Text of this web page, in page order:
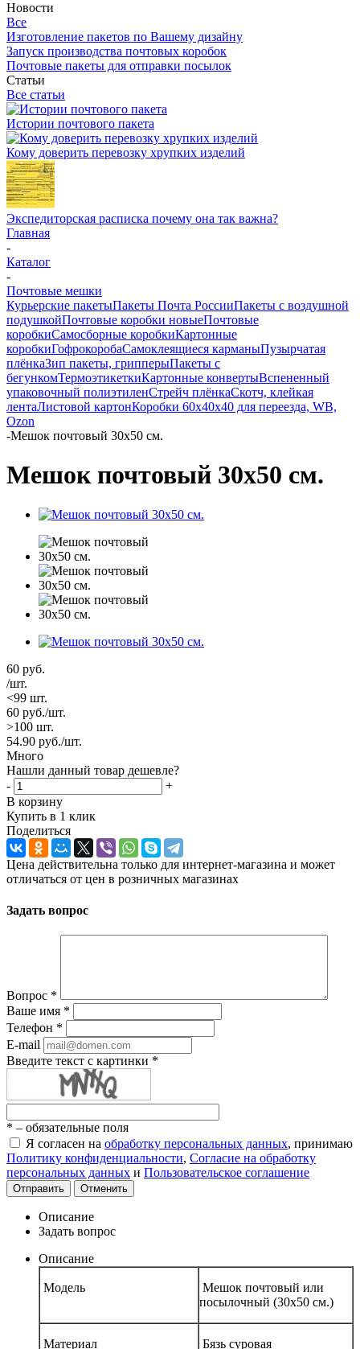
Новости
Все
Изготовление пакетов по Вашему дизайну
Запуск производства почтовых коробок
Почтовые пакеты для отправки посылок
Статьи
Все статьи
Истории почтового пакета
Кому доверить перевозку хрупких изделий
Экспедиторская расписка почему она так важна?
Главная
-
Каталог
-
Почтовые мешки
Курьерские пакетыПакеты Почта РоссииПакеты с воздушной
подушкойПочтовые коробки новыеПочтовые
коробкиСамосборные коробкиКартонные
коробкиГофрокоробаСамоклеящиеся карманыПузырчатая
плёнкаЗип пакеты, грипперыПакеты с
бегункомТермоэтикеткиКартонные конвертыВспененный
упаковочный полиэтиленСтрейч плёнкаСкотч, клейкая
лентаЛистовой картонКоробки 60х40х40 для переезда, WB,
Ozon
-Мешок почтовый 30х50 см.
Мешок почтовый 30х50 см.
60 руб.
/шт.
<99 шт.
60 руб./шт.
>100 шт.
54.90 руб./шт.
Много
Нашли данный товар дешевле?
-
+
В корзину
Купить в 1 клик
Поделиться
Цена действительна только для интернет-магазина и может
отличаться от цен в розничных магазинах
Задать вопрос
Вопрос *
Ваше имя *
Телефон *
E-mail
Введите текст с картинки *
* – обязательные поля
Я согласен на обработку персональных данных, принимаю
Политику конфиденциальности, Согласие на обработку
персональных данных и Пользовательское соглашение
Отправить Отменить
Описание
Задать вопрос
Описание
Модель
Мешок почтовый или
посылочный (30х50 см.)
Материал Бязь суровая